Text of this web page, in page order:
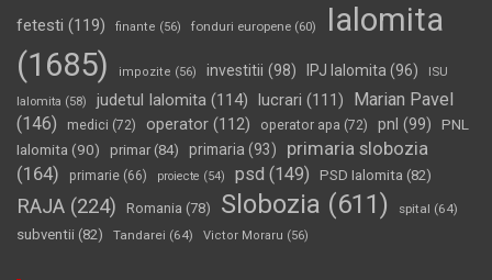
fetesti (119) finante (56) fonduri europene (60)
Ialomita
(1685)
impozite (56) investitii (98) IPJ Ialomita (96) ISU
Ialomita (58) judetul Ialomita (114) lucrari (111)
Marian Pavel
(146)
medici (72) operator (112) operator apa (72) pnl (99)
PNL
Ialomita (90) primar(84) primaria (93)
primaria slobozia
(164)
primarie (66) proiecte (54) psd (149) PSD Ialomita (82)
RAJA (224) Romania (78) Slobozia (611) spital (64)
subventii (82) Tandarei (64) Victor Moraru (56)